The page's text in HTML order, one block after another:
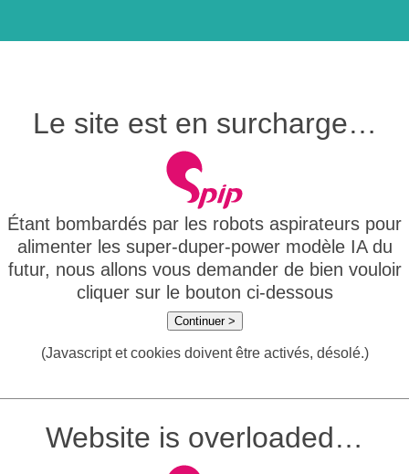
Le site est en surcharge…
Étant bombardés par les robots aspirateurs pour
alimenter les super-duper-power modèle IA du
futur, nous allons vous demander de bien vouloir
cliquer sur le bouton ci-dessous
Continuer >
(Javascript et cookies doivent être activés, désolé.)
Website is overloaded…